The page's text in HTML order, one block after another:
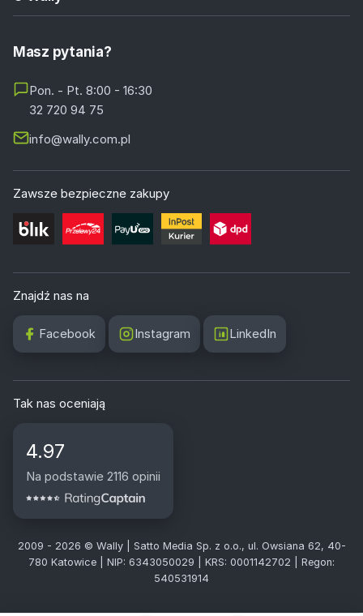
Masz pytania?
Pon. - Pt. 8:00 - 16:30
32 720 94 75
info@wally.com.pl
Zawsze bezpieczne zakupy
Znajdź nas na
Facebook Instagram LinkedIn
Tak nas oceniają
4.97
Na podstawie 2116 opinii
2009 - 2026 © Wally | Satto Media Sp. z o.o., ul. Owsiana 62, 40-
780 Katowice | NIP: 6343050029 | KRS: 0001142702 | Regon:
540531914